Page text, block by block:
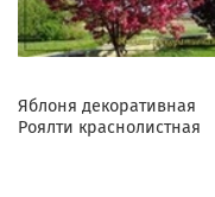
Яблоня декоративная
Роялти краснолистная